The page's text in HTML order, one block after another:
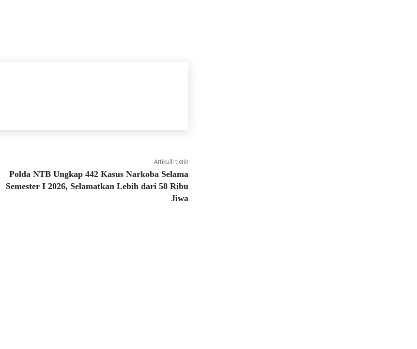
Artikulli tjetër
Polda NTB Ungkap 442 Kasus Narkoba Selama
Semester I 2026, Selamatkan Lebih dari 58 Ribu
Jiwa